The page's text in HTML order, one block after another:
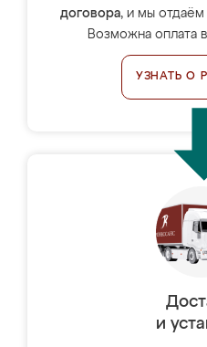
договора, и мы отдаём
Возможна оплата
УЗНАТЬ О
и